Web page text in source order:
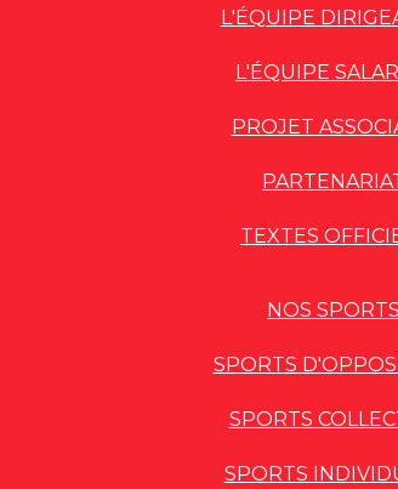
L'ÉQUIPE
L'ÉQUIPE
PROJET
TEXTES
NOS SPORTS
SPORTS
SPORTS
SPORTS